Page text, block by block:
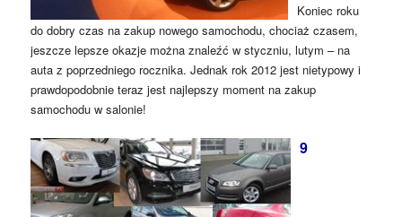
Koniec roku
do dobry czas na zakup nowego samochodu, chociaż czasem,
jeszcze lepsze okazje można znaleźć w styczniu, lutym – na
auta z poprzedniego rocznika. Jednak rok 2012 jest nietypowy i
prawdopodobnie teraz jest najlepszy moment na zakup
samochodu w salonie!
9